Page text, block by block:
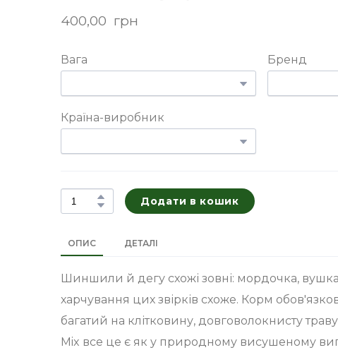
400,00  грн
Вага Бренд
Країна-виробник
Додати в кошик
ОПИС ДЕТАЛІ
Шиншили й дегу схожі зовні: мордочка, вушка,
харчування цих звірків схоже. Корм
багатий на клітковину, довговолокнисту
Mix все це є як у природному висушеному